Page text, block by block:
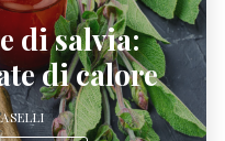
di salvia:
di calore